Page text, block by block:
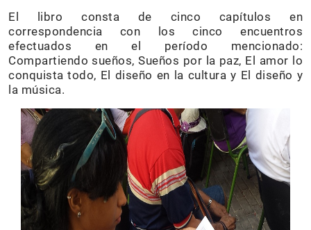
El libro consta de cinco capítulos en
correspondencia con los cinco encuentros
efectuados en el período mencionado:
Compartiendo sueños, Sueños por la paz, El amor lo
conquista todo, El diseño en la cultura y El diseño y
la música.